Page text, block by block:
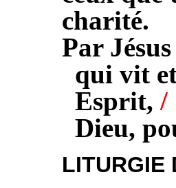
charité.
Par
qui vit
Esprit, /
Dieu,
LITURGIE